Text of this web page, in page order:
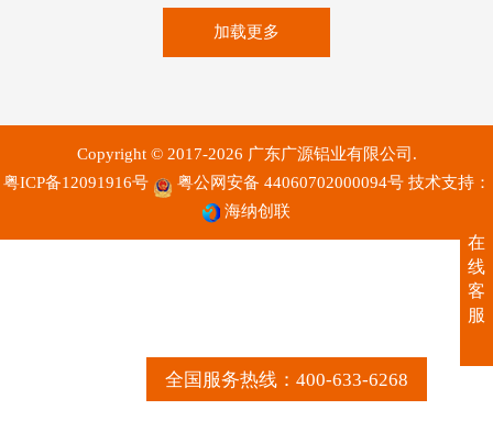
全国服务热线：400-633-6268
加载更多
Copyright © 2017-2026 广东广源铝业有限公司.
粤ICP备12091916号
粤公网安备 44060702000094号 技术支持：
海纳创联
在
线
客
服